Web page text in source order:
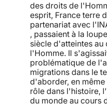
des droits de
esprit, France terre
partenariat avec
, passaient à la
siècle d'atteintes au
l'Homme. Il
problématique de
migrations dans le
d'aborder, en
rôle dans l'histoire,
du monde au cours